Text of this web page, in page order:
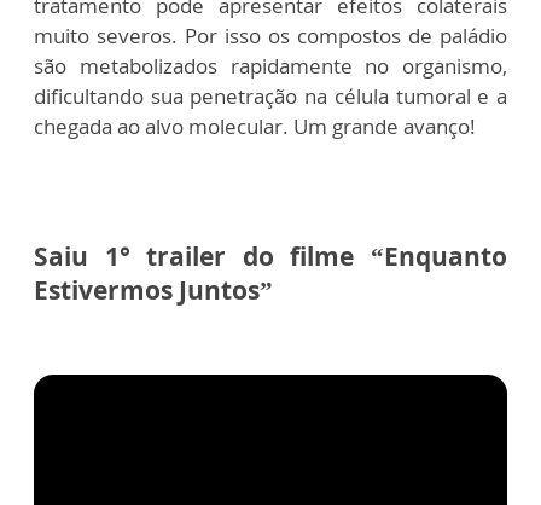
tratamento pode apresentar efeitos colaterais
muito severos. Por isso os compostos de paládio
são metabolizados rapidamente no organismo,
dificultando sua penetração na célula tumoral e a
chegada ao alvo molecular. Um grande avanço!
Saiu 1° trailer do filme “Enquanto
Estivermos Juntos”